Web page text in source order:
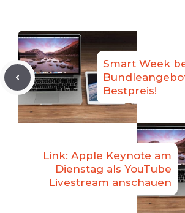
Smart Week
Bestpreis!
Link: Apple Keynote am
Dienstag als YouTube
Livestream anschauen